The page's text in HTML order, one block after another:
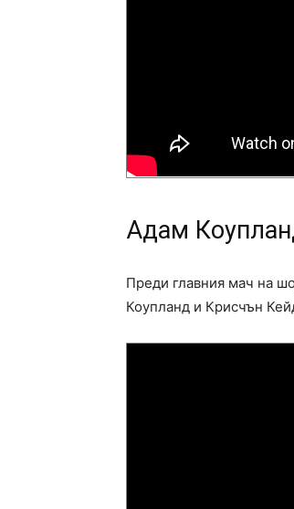
Адам
Преди главния мач на
Коупланд и Крисчън